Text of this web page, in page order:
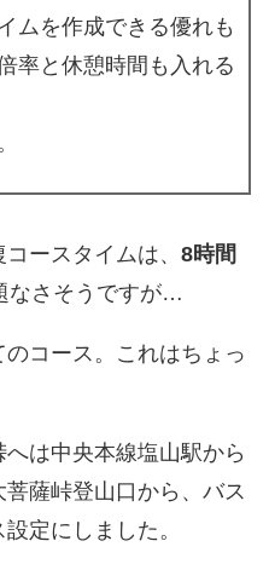
ムを作成できる優れも
率と休憩時間も入れる
ースタイムは、 8時間
なさそうですが…
コース。これはちょっ
は中央本線塩山駅から
薩峠登山口から、バス
定にしました。